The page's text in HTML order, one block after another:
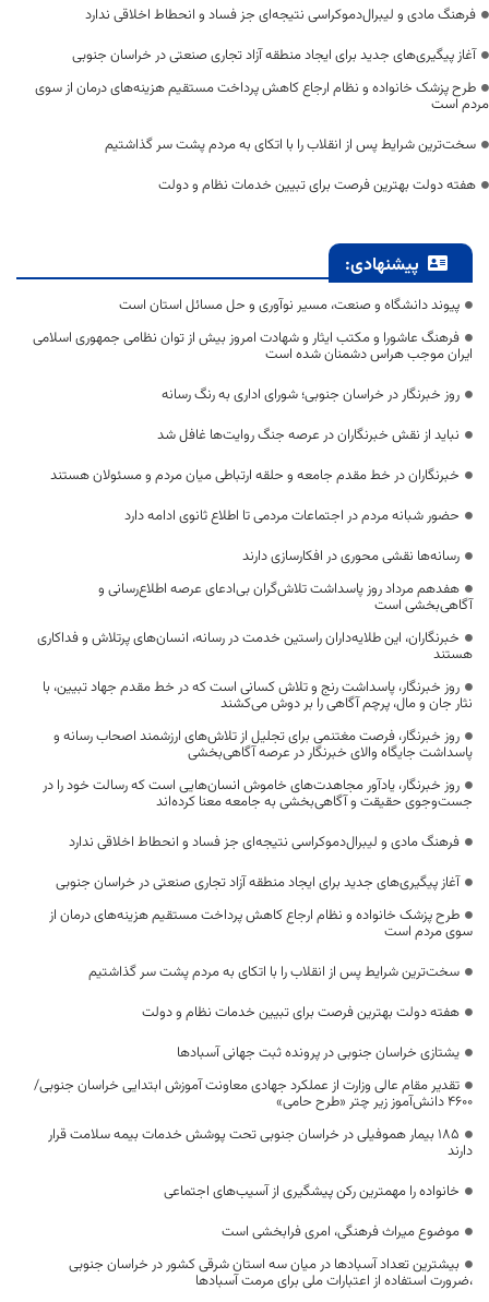
فرهنگ مادی و لیبرال‌دموکراسی نتیجه‌ای جز فساد و انحطاط اخلاقی ندارد
آغاز پیگیری‌های جدید برای ایجاد منطقه آزاد تجاری صنعتی در خراسان جنوبی
طرح پزشک خانواده و نظام ارجاع کاهش پرداخت مستقیم هزینه‌های درمان از سوی
مردم است
سخت‌ترین شرایط پس از انقلاب را با اتکای به مردم پشت سر گذاشتیم
هفته دولت بهترین فرصت برای تبیین خدمات نظام و دولت
پیشنهادی:
پیوند دانشگاه و صنعت، مسیر نوآوری و حل مسائل استان است
فرهنگ عاشورا و مکتب ایثار و شهادت امروز بیش از توان نظامی جمهوری اسلامی
ایران موجب هراس دشمنان شده است
روز خبرنگار در خراسان جنوبی؛ شورای اداری به رنگ رسانه
نباید از نقش خبرنگاران در عرصه جنگ روایت‌ها غافل شد
خبرنگاران در خط مقدم جامعه و حلقه ارتباطی میان مردم و مسئولان هستند
حضور شبانه مردم در اجتماعات مردمی تا اطلاع ثانوی ادامه دارد
رسانه‌ها نقشی محوری در افکارسازی دارند
هفدهم مرداد روز پاسداشت تلاش‌گران بی‌ادعای عرصه اطلاع‌رسانی و
آگاهی‌بخشی است
خبرنگاران، این طلایه‌داران راستین خدمت در رسانه، انسان‌های پرتلاش و فداکاری
هستند
روز خبرنگار، پاسداشت رنج و تلاش کسانی است که در خط مقدم جهاد تبیین، با
نثار جان و مال، پرچم آگاهی را بر دوش می‌کشند
روز خبرنگار، فرصت مغتنمی برای تجلیل از تلاش‌های ارزشمند اصحاب رسانه و
پاسداشت جایگاه والای خبرنگار در عرصه آگاهی‌بخشی
روز خبرنگار، یادآور مجاهدت‌های خاموش انسان‌هایی است که رسالت خود را در
جست‌وجوی حقیقت و آگاهی‌بخشی به جامعه معنا کرده‌اند
فرهنگ مادی و لیبرال‌دموکراسی نتیجه‌ای جز فساد و انحطاط اخلاقی ندارد
آغاز پیگیری‌های جدید برای ایجاد منطقه آزاد تجاری صنعتی در خراسان جنوبی
طرح پزشک خانواده و نظام ارجاع کاهش پرداخت مستقیم هزینه‌های درمان از
سوی مردم است
سخت‌ترین شرایط پس از انقلاب را با اتکای به مردم پشت سر گذاشتیم
هفته دولت بهترین فرصت برای تبیین خدمات نظام و دولت
یشتازی خراسان جنوبی در پرونده ثبت جهانی آسبادها
تقدیر مقام عالی وزارت از عملکرد جهادی معاونت آموزش ابتدایی خراسان جنوبی/
۴۶۰۰ دانش‌آموز زیر چتر «طرح حامی»
۱۸۵ بیمار هموفیلی در خراسان جنوبی تحت پوشش خدمات بیمه سلامت قرار
دارند
خانواده را مهمترین رکن پیشگیری از آسیب‌های اجتماعی
موضوع میراث فرهنگی، امری فرابخشی است
بیشترین تعداد آسبادها در میان سه استان شرقی کشور در خراسان جنوبی
،ضرورت استفاده از اعتبارات ملی برای مرمت آسبادها